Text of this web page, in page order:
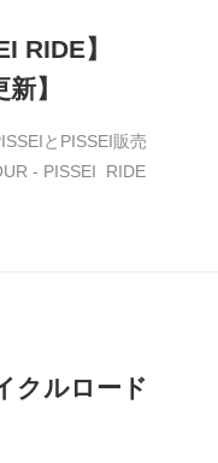
RIDE】
】
とPISSEI販売
- PISSEI RIDE
クルロード